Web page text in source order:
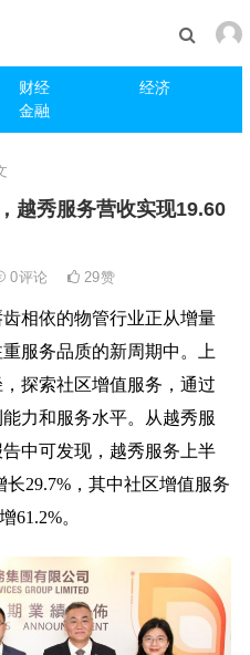
财经
经济
金融
越秀服务营收实现19.60
0评论 29赞
相依的物管行业正从增量
服务品质的新周期中。上
探索社区增值服务，通过
力和服务水平。从越秀服
中可发现，越秀服务上半
29.7%，其中社区增值服务
61.2%。